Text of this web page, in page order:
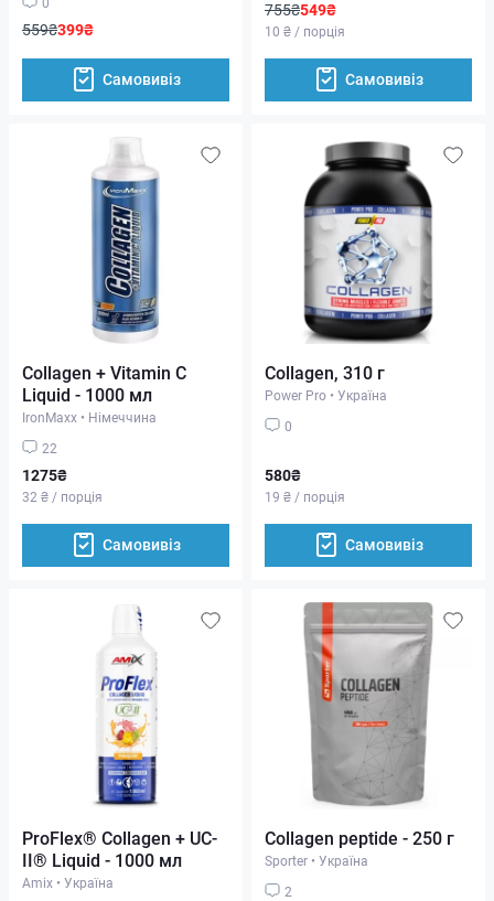
559₴399₴
Самовивіз
755₴549₴
10 ₴ / порція
Самовивіз
Collagen + Vitamin C
Liquid - 1000 мл
IronMaxx • Німеччина
22
1275₴
32 ₴ / порція
Самовивіз
Collagen, 310 г
Power Pro • Україна
0
580₴
19 ₴ / порція
Самовивіз
ProFlex® Collagen + UC-
II® Liquid - 1000 мл
Amix • Україна
Collagen peptide - 250 г
Sporter • Україна
2